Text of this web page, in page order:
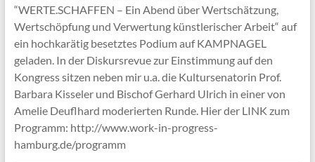
“WERTE.SCHAFFEN – Ein Abend über Wertschätzung,
Wertschöpfung und Verwertung künstlerischer Arbeit“ auf
ein hochkarätig besetztes Podium auf KAMPNAGEL
geladen. In der Diskursrevue zur Einstimmung auf den
Kongress sitzen neben mir u.a. die Kultursenatorin Prof.
Barbara Kisseler und Bischof Gerhard Ulrich in einer von
Amelie Deuflhard moderierten Runde. Hier der LINK zum
Programm: http://www.work-in-progress-
hamburg.de/programm